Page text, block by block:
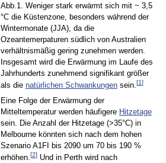
Abb.1. Weniger stark erwärmt sich mit ~ 3,5
°C die Küstenzone, besonders während der
Wintermonate (JJA), da die
Ozeantemerpaturen südlich von Australien
verhältnismäßig gering zunehmen werden.
Insgesamt wird die Erwärmung im Laufe des
Jahrhunderts zunehmend signifikant größer
als die natürlichen Schwankungensein.[1]
Eine Folge der Erwärmung der
Mitteltemperatur werden häufigere Hitzetage
sein. Die Anzahl der Hitzetage (>35°C) in
Melbourne könnten sich nach dem hohen
Szenario A1FI bis 2090 um 70 bis 190 %
erhöhen.[2]Und in Perth wird nach